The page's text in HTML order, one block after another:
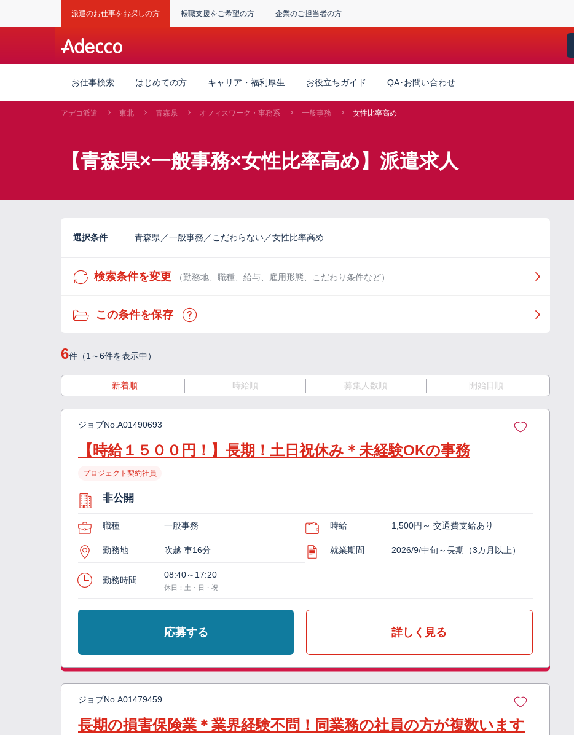
派遣のお仕事をお探しの方 転職支援をご希望の方 企業のご担当者の方
お仕事検索 はじめての方 キャリア・福利厚生 お役立ちガイド QA･お問い合わせ
アデコ派遣 東北 青森県 オフィスワーク・事務系 一般事務 女性比率高め
【青森県×一般事務×女性比率高め】派遣求人
選択条件 青森県／一般事務／こだわらない／女性比率高め
検索条件を変更 （勤務地、職種、給与、雇用形態、こだわり条件など）
この条件を保存
6件（1～6件を表示中）
新着順 時給順 募集人数順 開始日順
ジョブNo. A01490693
【時給１５００円！】長期！土日祝休み＊未経験OKの事務
プロジェクト契約社員
非公開
職種 一般事務 時給 1,500円～ 交通費支給あり
勤務地 吹越 車16分 就業期間 2026/9/中旬～長期（3カ月以上）
勤務時間
08:40～17:20
休日：土・日・祝
応募する 詳しく見る
ジョブNo. A01479459
長期の損害保険業＊業界経験不問！同業務の社員の方が複数います